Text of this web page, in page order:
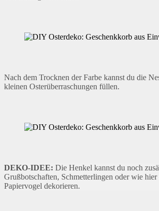
Nach dem Trocknen der Farbe kannst du die
kleinen Osterüberraschungen füllen.
DEKO-IDEE: Die Henkel kannst du noch
Grußbotschaften, Schmetterlingen oder wie hier
Papiervogel dekorieren.